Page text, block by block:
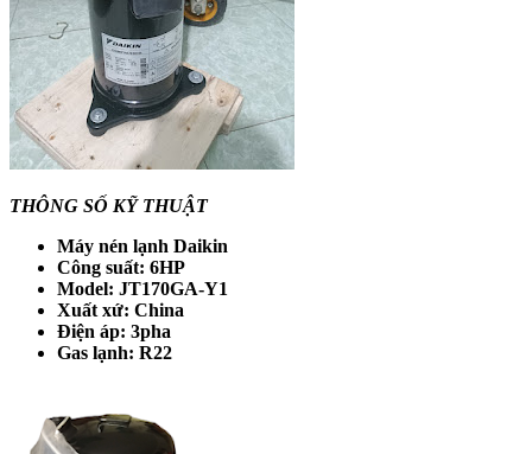
THÔNG SỐ KỸ THUẬT
Máy nén lạnh Daikin
Công suất: 6HP
Model: JT170GA-Y1
Xuất xứ: China
Điện áp: 3pha
Gas lạnh: R22